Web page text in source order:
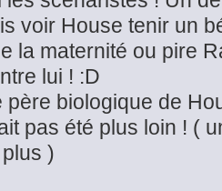
voir House tenir un
la maternité ou pire
lui ! :D
père biologique de
pas été plus loin ! (
)